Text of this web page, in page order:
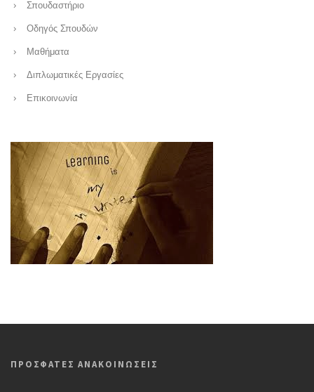
Σπουδαστήριο
Οδηγός Σπουδών
Μαθήματα
Διπλωματικές Εργασίες
Επικοινωνία
ΠΡΟΣΦΑΤΕΣ ΑΝΑΚΟΙΝΩΣΕΙΣ